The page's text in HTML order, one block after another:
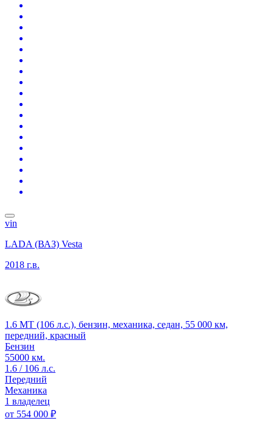
vin
LADA (ВАЗ) Vesta
2018 г.в.
1.6 MT (106 л.с.), бензин, механика, седан, 55 000 км,
передний, красный
Бензин
55000 км.
1.6 / 106 л.с.
Передний
Механика
1 владелец
от 554 000 ₽